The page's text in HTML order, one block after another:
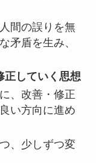
間の誤りを無
矛盾を生み、
正していく思想
、改善・修正
い方向に進め
、少しずつ変